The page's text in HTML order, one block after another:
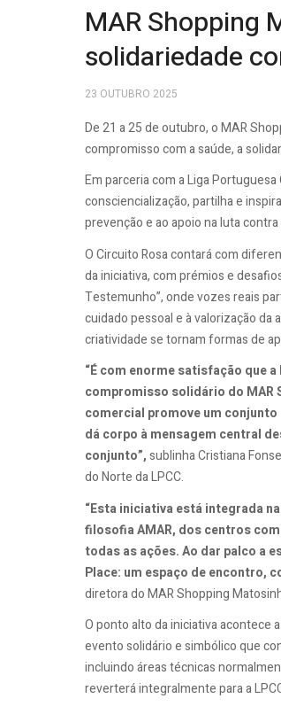
MAR Shopping
solidariedade
23 OUTUBRO 2025
De 21 a 25 de outubro, o MAR
compromisso com a saúde, a
Em parceria com a Liga
consciencialização, partilha e
prevenção e ao apoio na luta
O Circuito Rosa contará com
da iniciativa, com prémios e
Testemunho”, onde vozes reais
cuidado pessoal e à valorização da
criatividade se tornam formas de
“É com enorme satisfação que
compromisso solidário do MAR
comercial promove um
dá corpo à mensagem central
conjunto”,sublinha Cristiana
do Norte da LPCC.
“Esta iniciativa está integrada
filosofia AMAR, dos centros
todas as ações. Ao dar palco a
Place: um espaço de encontro,
diretora do MAR Shopping
O ponto alto da iniciativa acontece
evento solidário e simbólico que
incluindo áreas técnicas
reverterá integralmente para a